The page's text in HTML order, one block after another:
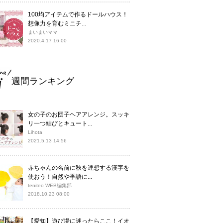
100均アイテムで作るドールハウス！
想像力を育むミニチ...
まいまいママ
2020.4.17 16:00
週間ランキング
女の子のお団子ヘアアレンジ。スッキ
リ一つ結びとキュート...
Lihota
2021.5.13 14:56
赤ちゃんの名前に秋を連想する漢字を
使おう！自然や季語に...
teniteo WEB編集部
2018.10.23 08:00
【愛知】遊び場に迷ったらここ！イオ